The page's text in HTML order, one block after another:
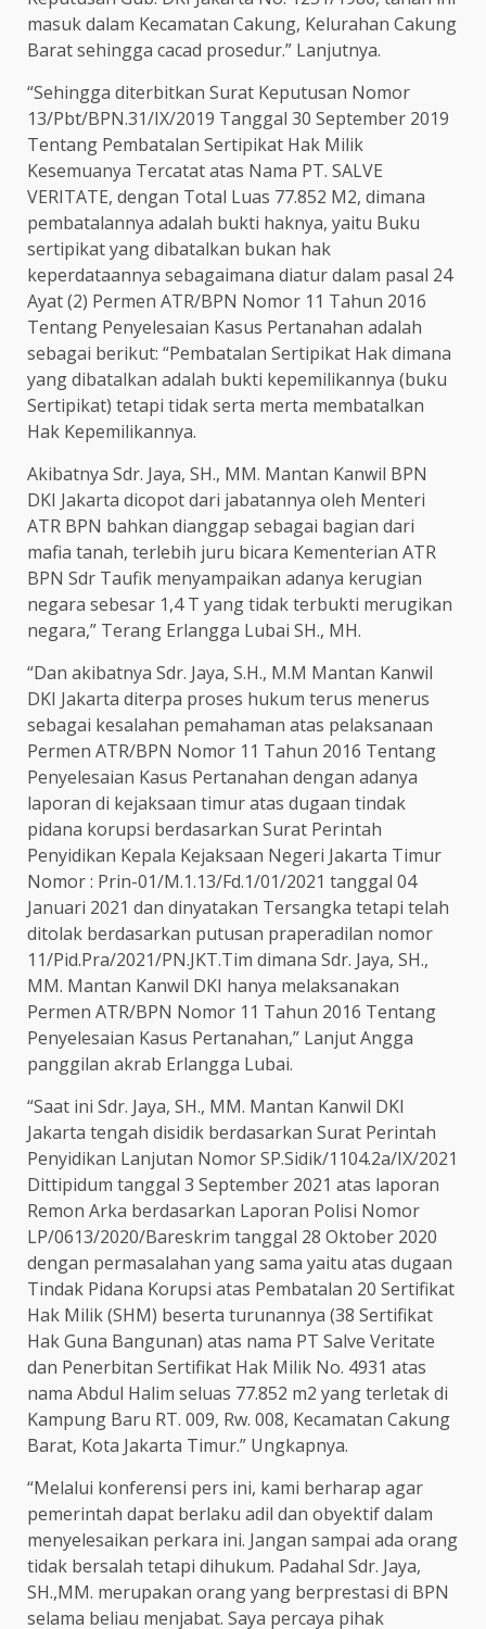
masuk dalam Kecamatan Cakung, Kelurahan Cakung
Barat sehingga cacad prosedur.” Lanjutnya.
“Sehingga diterbitkan Surat Keputusan Nomor
13/Pbt/BPN.31/IX/2019 Tanggal 30 September 2019
Tentang Pembatalan Sertipikat Hak Milik
Kesemuanya Tercatat atas Nama PT. SALVE
VERITATE, dengan Total Luas 77.852 M2, dimana
pembatalannya adalah bukti haknya, yaitu Buku
sertipikat yang dibatalkan bukan hak
keperdataannya sebagaimana diatur dalam pasal 24
Ayat (2) Permen ATR/BPN Nomor 11 Tahun 2016
Tentang Penyelesaian Kasus Pertanahan adalah
sebagai berikut: “Pembatalan Sertipikat Hak dimana
yang dibatalkan adalah bukti kepemilikannya (buku
Sertipikat) tetapi tidak serta merta membatalkan
Hak Kepemilikannya.
Akibatnya Sdr. Jaya, SH., MM. Mantan Kanwil BPN
DKI Jakarta dicopot dari jabatannya oleh Menteri
ATR BPN bahkan dianggap sebagai bagian dari
mafia tanah, terlebih juru bicara Kementerian ATR
BPN Sdr Taufik menyampaikan adanya kerugian
negara sebesar 1,4 T yang tidak terbukti merugikan
negara,” Terang Erlangga Lubai SH., MH.
“Dan akibatnya Sdr. Jaya, S.H., M.M Mantan Kanwil
DKI Jakarta diterpa proses hukum terus menerus
sebagai kesalahan pemahaman atas pelaksanaan
Permen ATR/BPN Nomor 11 Tahun 2016 Tentang
Penyelesaian Kasus Pertanahan dengan adanya
laporan di kejaksaan timur atas dugaan tindak
pidana korupsi berdasarkan Surat Perintah
Penyidikan Kepala Kejaksaan Negeri Jakarta Timur
Nomor : Prin-01/M.1.13/Fd.1/01/2021 tanggal 04
Januari 2021 dan dinyatakan Tersangka tetapi telah
ditolak berdasarkan putusan praperadilan nomor
11/Pid.Pra/2021/PN.JKT.Tim dimana Sdr. Jaya, SH.,
MM. Mantan Kanwil DKI hanya melaksanakan
Permen ATR/BPN Nomor 11 Tahun 2016 Tentang
Penyelesaian Kasus Pertanahan,” Lanjut Angga
panggilan akrab Erlangga Lubai.
“Saat ini Sdr. Jaya, SH., MM. Mantan Kanwil DKI
Jakarta tengah disidik berdasarkan Surat Perintah
Penyidikan Lanjutan Nomor SP.Sidik/1104.2a/IX/2021
Dittipidum tanggal 3 September 2021 atas laporan
Remon Arka berdasarkan Laporan Polisi Nomor
LP/0613/2020/Bareskrim tanggal 28 Oktober 2020
dengan permasalahan yang sama yaitu atas dugaan
Tindak Pidana Korupsi atas Pembatalan 20 Sertifikat
Hak Milik (SHM) beserta turunannya (38 Sertifikat
Hak Guna Bangunan) atas nama PT Salve Veritate
dan Penerbitan Sertifikat Hak Milik No. 4931 atas
nama Abdul Halim seluas 77.852 m2 yang terletak di
Kampung Baru RT. 009, Rw. 008, Kecamatan Cakung
Barat, Kota Jakarta Timur.” Ungkapnya.
“Melalui konferensi pers ini, kami berharap agar
pemerintah dapat berlaku adil dan obyektif dalam
menyelesaikan perkara ini. Jangan sampai ada orang
tidak bersalah tetapi dihukum. Padahal Sdr. Jaya,
SH.,MM. merupakan orang yang berprestasi di BPN
selama beliau menjabat. Saya percaya pihak